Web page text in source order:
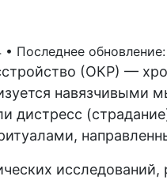
• Последнее
(ОКР) —
навязчивыми
дистресс
исследований,